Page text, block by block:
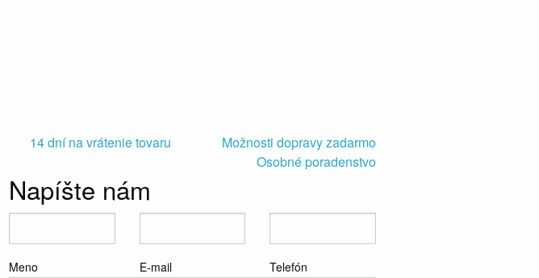
14 dní na vrátenie tovaru
Možnosti dopravy zadarmo
Osobné poradenstvo
Napíšte nám
Meno E-mail Telefón